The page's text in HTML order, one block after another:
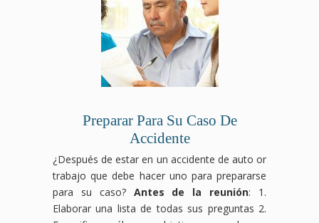
Preparar Para Su Caso De
Accidente
¿Después de estar en un accidente de auto or
trabajo que debe hacer uno para prepararse
para su caso? Antes de la reunión: 1.
Elaborar una lista de todas sus preguntas 2.